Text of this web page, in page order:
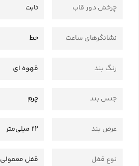
چرخش دور قاب ثابت
نشانگرهای ساعت خط
رنگ بند قهوه ای
جنس بند چرم
عرض بند 22 میلی‌متر
نوع قفل قفل معمولی